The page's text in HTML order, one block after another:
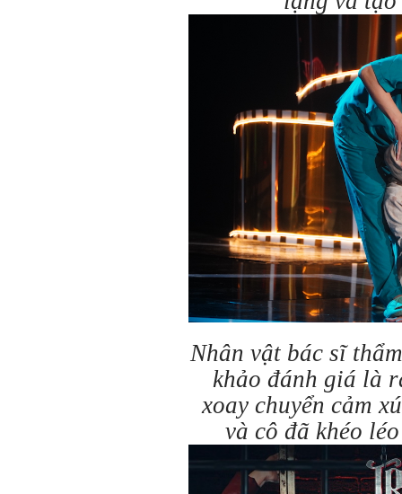
Nhân vật bác sĩ
khảo đánh giá là
xoay chuyển cảm
và cô đã khéo